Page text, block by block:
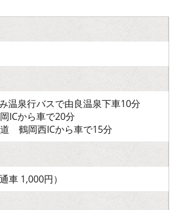
温泉行バスで由良温泉下車10分
ICから車で20分
鶴岡西ICから車で15分
車 1,000円）